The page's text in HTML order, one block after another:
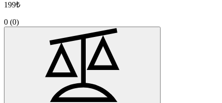
199₺
0 (0)